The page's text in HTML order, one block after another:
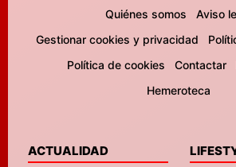
Quiénes somos
Aviso
Gestionar cookies y privacidad
Política de cookies
Contactar
Hemeroteca
ACTUALIDAD